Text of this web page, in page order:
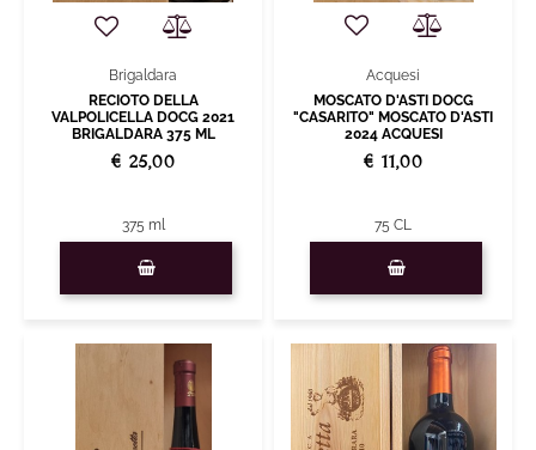
Brigaldara
RECIOTO DELLA
VALPOLICELLA DOCG 2021
BRIGALDARA 375 ML
€ 25,00
375 ml
Acquesi
MOSCATO D'ASTI DOCG
"CASARITO" MOSCATO D'ASTI
2024 ACQUESI
€ 11,00
75 CL